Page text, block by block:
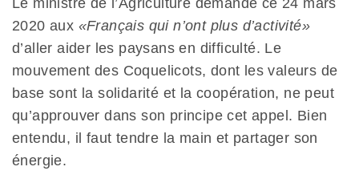
coquelicots
Le ministre de l’Agriculture demande ce 24 mars
2020 aux «Français qui n’ont plus d’activité»
d’aller aider les paysans en difficulté. Le
mouvement des Coquelicots, dont les valeurs de
base sont la solidarité et la coopération, ne peut
qu’approuver dans son principe cet appel. Bien
entendu, il faut tendre la main et partager son
énergie.